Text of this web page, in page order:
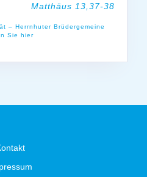
Matthäus 13,37-38
– Herrnhuter Brüdergemeine
Sie hier